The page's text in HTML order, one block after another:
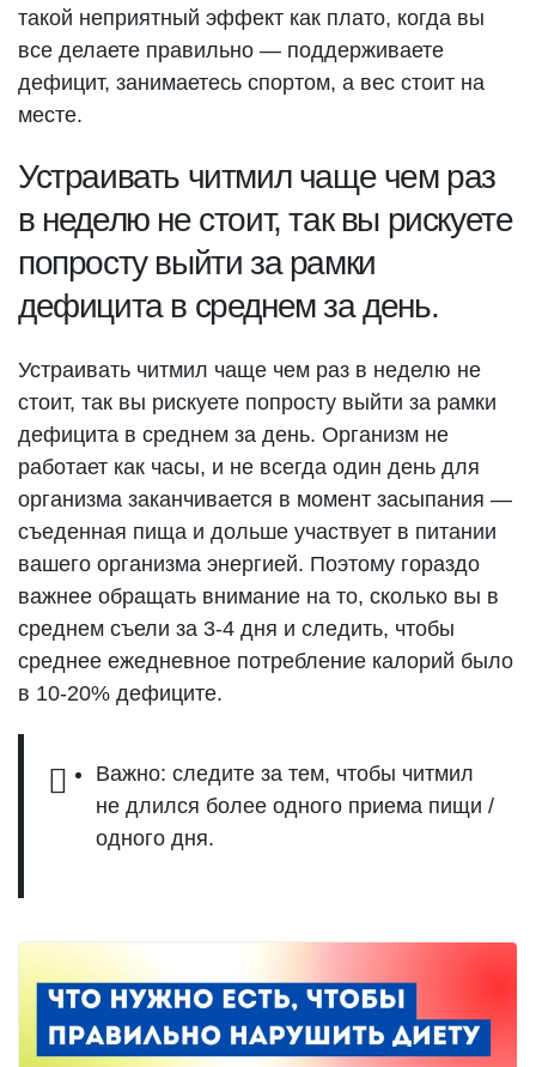
такой неприятный эффект как плато, когда вы
все делаете правильно — поддерживаете
дефицит, занимаетесь спортом, а вес стоит на
месте.
Устраивать читмил чаще чем раз
в неделю не стоит, так вы рискуете
попросту выйти за рамки
дефицита в среднем за день.
Устраивать читмил чаще чем раз в неделю не
стоит, так вы рискуете попросту выйти за рамки
дефицита в среднем за день. Организм не
работает как часы, и не всегда один день для
организма заканчивается в момент засыпания —
съеденная пища и дольше участвует в питании
вашего организма энергией. Поэтому гораздо
важнее обращать внимание на то, сколько вы в
среднем съели за 3-4 дня и следить, чтобы
среднее ежедневное потребление калорий было
в 10-20% дефиците.
Важно: следите за тем, чтобы читмил
не длился более одного приема пищи /
одного дня.